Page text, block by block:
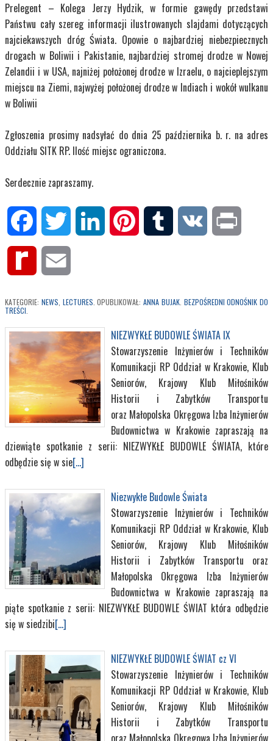
Prelegent – Kolega Jerzy Hydzik, w formie gawędy przedstawi
Państwu cały szereg informacji ilustrowanych slajdami dotyczących
najciekawszych dróg Świata. Opowie o najbardziej niebezpiecznych
drogach w Boliwii i Pakistanie, najbardziej stromej drodze w Nowej
Zelandii i w USA, najniżej położonej drodze w Izraelu, o najcieplejszym
miejscu na Ziemi, najwyżej położonej drodze w Indiach i wokół wulkanu
w Boliwii
Zgłoszenia prosimy nadsyłać do dnia 25 października b. r. na adres
Oddziału SITK RP. Ilość miejsc ograniczona.
Serdecznie zapraszamy.
Facebook Twitter LinkedIn Pinterest Tumblr VK
Rediff
KATEGORIE: NEWS LECTURES . OPUBLIKOWAŁ: ANNA BUJAK. BEZPOŚREDNI ODNOŚNIK DO
TREŚCI
NIEZWYKŁE BUDOWLE ŚWIATA IX
Stowarzyszenie Inżynierów i Techników
Komunikacji RP Oddział w Krakowie, Klub
Seniorów, Krajowy Klub Miłośników
Historii i Zabytków Transportu
oraz Małopolska Okręgowa Izba Inżynierów
Budownictwa w Krakowie zapraszają na
dziewiąte spotkanie z serii: NIEZWYKŁE BUDOWLE ŚWIATA, które
odbędzie się w sie[...]
Niezwykłe Budowle Świata
Stowarzyszenie Inżynierów i Techników
Komunikacji RP Oddział w Krakowie, Klub
Seniorów, Krajowy Klub Miłośników
Historii i Zabytków Transportu oraz
Małopolska Okręgowa Izba Inżynierów
Budownictwa w Krakowie zapraszają na
piąte spotkanie z serii: NIEZWYKŁE BUDOWLE ŚWIAT która odbędzie
się w siedzibi[...]
NIEZWYKŁE BUDOWLE ŚWIAT cz VI
Stowarzyszenie Inżynierów i Techników
Komunikacji RP Oddział w Krakowie, Klub
Seniorów, Krajowy Klub Miłośników
Historii i Zabytków Transportu
oraz Małopolska Okręgowa Izba Inżynierów